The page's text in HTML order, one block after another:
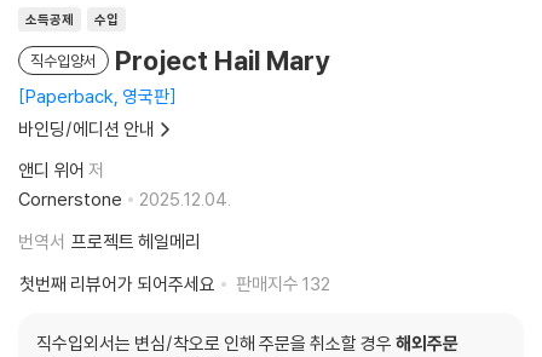
소득공제 수입
직수입양서 Project Hail Mary
Paperback, 영국판
바인딩/에디션 안내
앤디 위어 저
Cornerstone
2025.12.04.
번역서 프로젝트 헤일메리
첫번째 리뷰어가 되어주세요
판매지수 132
직수입외서는 변심/착오로 인해 주문을 취소할 경우 해외주문